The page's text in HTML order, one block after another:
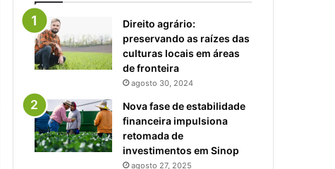
Direito agrário:
preservando as raízes das
culturas locais em áreas
de fronteira
agosto 30, 2024
Nova fase de estabilidade
financeira impulsiona
retomada de
investimentos em Sinop
agosto 27, 2025